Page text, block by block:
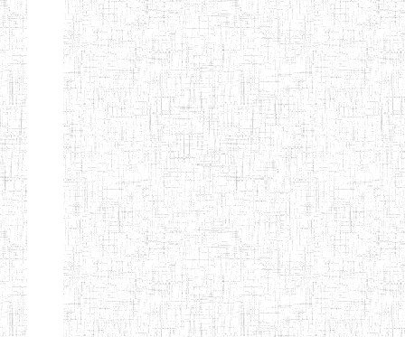
ENIEG
MODERNE
SAINTE MARIE
04/08/2010 ENIEG
ENIEG PRIVEE
BILINGUE LES
BOSONS
04/08/2010 ENIEG
ENIEG BILINGUE
LE NORMALIEN
CITOYEN
01/08/2014 ENIEG